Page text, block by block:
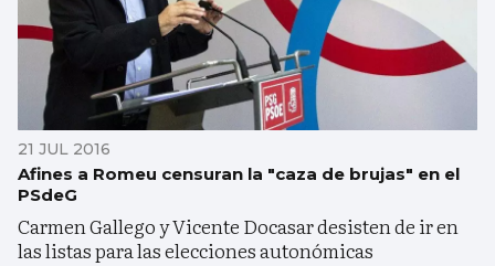
21 JUL 2016
Afines a Romeu censuran la "caza de brujas" en el
PSdeG
Carmen Gallego y Vicente Docasar desisten de ir en
las listas para las elecciones autonómicas